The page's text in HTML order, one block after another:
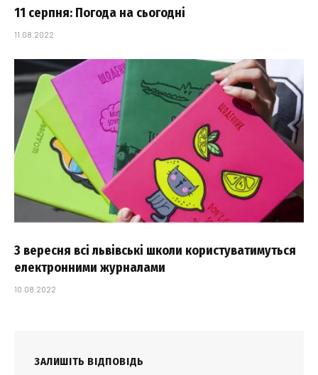
11 серпня: Погода на сьогодні
11.08.2022
З вересня всі львівські школи користуватимуться
електронними журналами
10.08.2022
ЗАЛИШІТЬ ВІДПОВІДЬ